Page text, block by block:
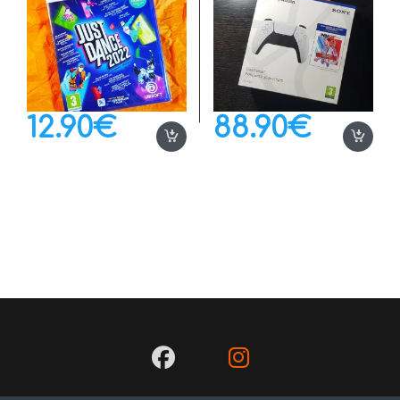
12.90€ 88.90€